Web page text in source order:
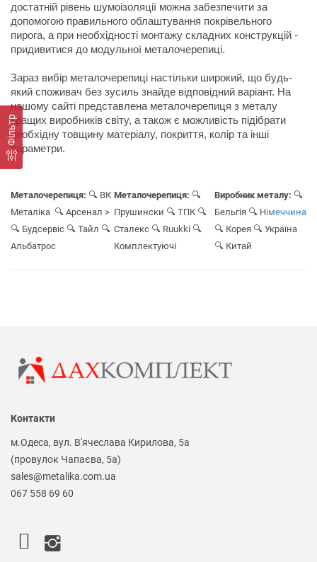
Фільтр
достатній рівень шумоізоляції можна забезпечити за
допомогою правильного облаштування покрівельного
пирога, а при необхідності монтажу складних конструкцій -
придивитися до модульної металочерепиці.
Зараз вибір металочерепиці настільки широкий, що будь-
який споживач без зусиль знайде відповідний варіант. На
нашому сайті представлена металочерепиця з металу
кращих виробників світу, а також є можливість підібрати
необхідну товщину матеріалу, покриття, колір та інші
Металочерепиця: 🔍 ВК
Металіка 🔍 Арсенал >
🔍 Будсервіс 🔍 Тайл 🔍
Альбатрос
Металочерепиця: 🔍
Прушински 🔍 ТПК 🔍
Сталекс 🔍 Ruukki 🔍
Комплектуючі
Виробник металу: 🔍
Бельгія 🔍 Німеччина
🔍 Корея 🔍 Україна
🔍 Китай
Контакти
м.Одеса, вул. В'ячеслава Кирилова, 5а
(провулок Чапаєва, 5а)
sales@metalika.com.ua
067 558 69 60